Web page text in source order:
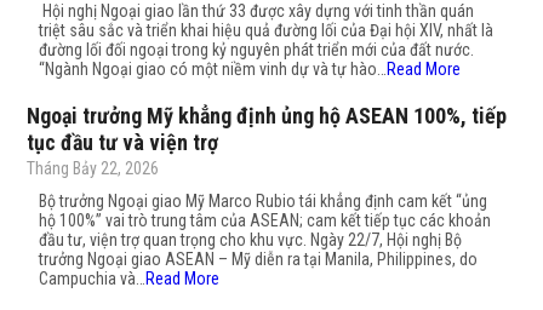
Hội nghị Ngoại giao lần thứ 33 được xây dựng với tinh thần quán
triệt sâu sắc và triển khai hiệu quả đường lối của Đại hội XIV, nhất là
đường lối đối ngoại trong kỷ nguyên phát triển mới của đất nước.
“Ngành Ngoại giao có một niềm vinh dự và tự hào… Read More
Ngoại trưởng Mỹ khẳng định ủng hộ ASEAN 100%, tiếp
tục đầu tư và viện trợ
Tháng Bảy 22, 2026
Bộ trưởng Ngoại giao Mỹ Marco Rubio tái khẳng định cam kết “ủng
hộ 100%” vai trò trung tâm của ASEAN; cam kết tiếp tục các khoản
đầu tư, viện trợ quan trọng cho khu vực. Ngày 22/7, Hội nghị Bộ
trưởng Ngoại giao ASEAN – Mỹ diễn ra tại Manila, Philippines, do
Campuchia và… Read More